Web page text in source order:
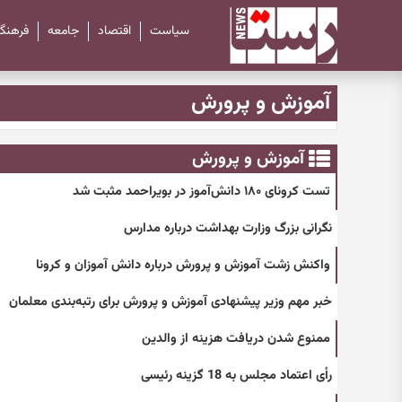
سیاست اقتصاد جامعه
آموزش و پرورش
آموزش و پرورش
تست کرونای ۱۸۰ دانش‌آموز در بویراحمد مثبت شد
نگرانی بزرگ وزارت بهداشت درباره مدارس
واکنش زشت آموزش و پرورش درباره دانش آموزان و کرونا
خبر مهم وزیر پیشنهادی آموزش و پرورش برای رتبه‌بندی معلمان
ممنوع شدن دریافت هزینه از والدین
رأی اعتماد مجلس به 18 گزینه رئیسی